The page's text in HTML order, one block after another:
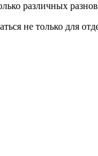
различных
не только для